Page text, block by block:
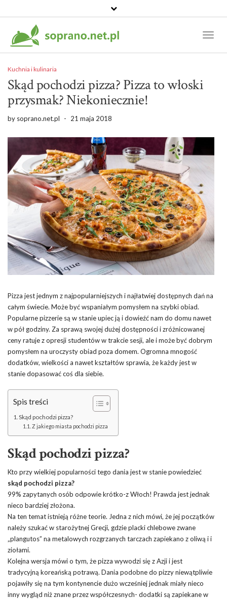
Kuchnia i kulinaria
Skąd pochodzi pizza? Pizza to włoski
przysmak? Niekoniecznie!
by soprano.net.pl - 21 maja 2018
Pizza jest jednym z najpopularniejszych i najłatwiej dostępnych dań na
całym świecie. Może być wspaniałym pomysłem na szybki obiad.
Popularne pizzerie są w stanie upiec ją i dowieźć nam do domu nawet
w pół godziny. Za sprawą swojej dużej dostępności i zróżnicowanej
ceny ratuje z opresji studentów w trakcie sesji, ale i może być dobrym
pomysłem na uroczysty obiad poza domem. Ogromna mnogość
dodatków, wielkości a nawet kształtów sprawia, że każdy jest w
stanie dopasować coś dla siebie.
Spis treści
Skąd pochodzi pizza?
Z jakiego miasta pochodzi pizza
Skąd pochodzi pizza?
Kto przy wielkiej popularności tego dania jest w stanie powiedzieć
skąd pochodzi pizza?
99% zapytanych osób odpowie krótko-z Włoch! Prawda jest jednak
nieco bardziej złożona.
Na ten temat istnieją różne teorie. Jedna z nich mówi, że jej początków
należy szukać w starożytnej Grecji, gdzie placki chlebowe zwane
„plangutos” na metalowych rozgrzanych tarczach zapiekano z oliwą i i
ziołami.
Kolejna wersja mówi o tym, że pizza wywodzi się z Azji i jest
tradycyjną koreańską potrawą. Dania podobne do pizzy niewątpliwie
pojawiły się na tym kontynencie dużo wcześniej jednak miały nieco
inny wygląd niż znane przez współczesnych- dodatki są zapiekane w